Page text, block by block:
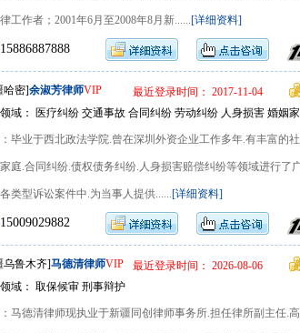
工作者；2001年6月至2008年8月新......[详细资料]
15886887888
哈密]余淑芳律师VIP 最近登录时间： 2017-11-04
域： 医疗纠纷 交通事故 合同纠纷 劳动纠纷 人身损害 婚姻
毕业于西北政法学院.曾在深圳外资企业工作多年.有丰富的
庭.合同纠纷.债权债务纠纷.人身损害赔偿纠纷等领域进行了
类型诉讼案件中.为当事人提供......[详细资料]
15009029882
乌鲁木齐]马德清律师VIP 最近登录时间： 2026-08-06
域： 取保候审 刑事辩护
马德清律师现执业于新疆同创律师事务所.担任律所副主任.